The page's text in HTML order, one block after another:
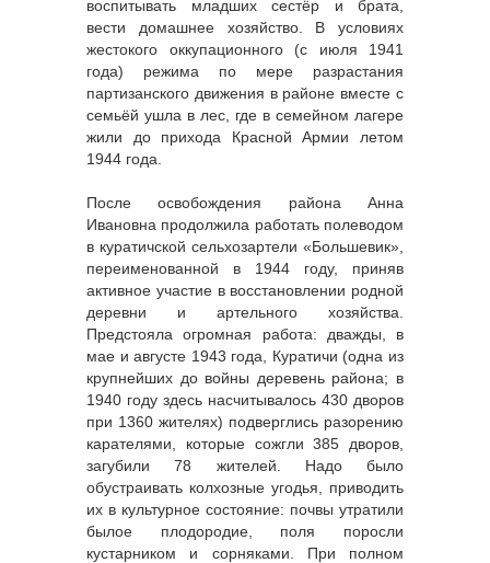
воспитывать младших сестёр и брата,
вести домашнее хозяйство. В условиях
жестокого оккупационного (с июля 1941
года) режима по мере разрастания
партизанского движения в районе вместе с
семьёй ушла в лес, где в семейном лагере
жили до прихода Красной Армии летом
1944 года.
После освобождения района Анна
Ивановна продолжила работать полеводом
в куратичской сельхозартели «Большевик»,
переименованной в 1944 году, приняв
активное участие в восстановлении родной
деревни и артельного хозяйства.
Предстояла огромная работа: дважды, в
мае и августе 1943 года, Куратичи (одна из
крупнейших до войны деревень района; в
1940 году здесь насчитывалось 430 дворов
при 1360 жителях) подверглись разорению
карателями, которые сожгли 385 дворов,
загубили 78 жителей. Надо было
обустраивать колхозные угодья, приводить
их в культурное состояние: почвы утратили
былое плодородие, поля поросли
кустарником и сорняками. При полном